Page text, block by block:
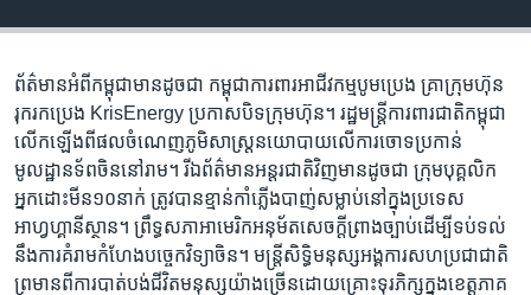
ទំព័រ​
ភាសា
ព័ត៌មាន​អំពី​កម្ពុជា​មាន​ដូចជា កម្ពុជា​ការពារ​អាជីវ​កម្ម​បូម​ប្រេង គ្រា​ក្រុម​ហ៊ុន​
រុក​រក​ប្រេង ​KrisEnergy ប្រកាស​បិទ​ក្រុម​ហ៊ុន។ រដ្ឋមន្ត្រី​ការពារ​ជាតិ​កម្ពុជា​
លើក​ឡើង​ពី​ផល​ចំណេញ​ភូមិសាស្រ្ត​នយោបាយ​លើ​ការ​ចោទ​ប្រកាន់​
មូលដ្ឋាន​ទ័ព​ចិន​​នៅ​រាម។ រី​ឯ​ព័ត៌មាន​អន្តរជាតិ​វិញ​មាន​ដូចជា ក្រុម​បុគ្គលិក​
អ្នក​ដោះ​មីន​១០​នាក់ ​ត្រូវ​បាន​ខ្មាន់​កាំភ្លើង​បាញ់​សម្លាប់​នៅ​ក្នុង​ប្រទេស​
អាហ្វហ្គានីស្ថាន។ ព្រឹទ្ធសភា​អាមេរិក​អនុម័ត​សេចក្តី​ព្រាងច្បាប់​ដើម្បី​ទប់​ទល់​​
នឹង​​ការ​គំរាម​កំហែង​បច្ចេកវិទ្យា​​ចិន។ មន្ត្រី​សិទ្ធិមនុស្ស​អង្គការ​សហប្រជាជាតិ​
ព្រមាន​ពី​ការ​បាត់​បង់​ជីវិត​មនុស្ស​យ៉ាង​ច្រើន​​ដោយ​គ្រោះ​ទុរភិក្ស​ក្នុង​ខេត្ត​ភាគ​